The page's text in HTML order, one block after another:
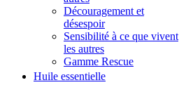
Découragement et
désespoir
Sensibilité à ce que vivent
les autres
Gamme Rescue
Huile essentielle